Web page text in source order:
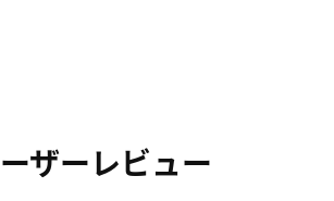
ザーレビュー